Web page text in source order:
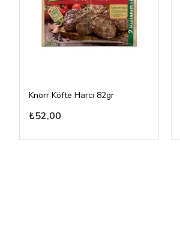
Knorr Köfte Harcı 82gr
₺52,00